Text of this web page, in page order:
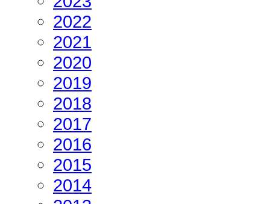
2022
2021
2020
2019
2018
2017
2016
2015
2014